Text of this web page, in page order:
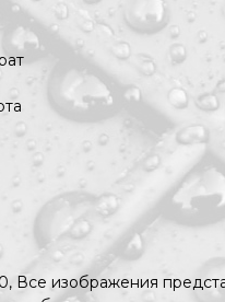
Все изображения